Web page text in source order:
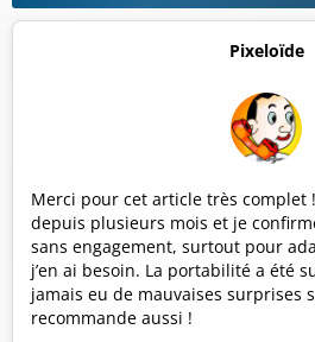
Pixeloïde
Merci pour cet article très complet !
depuis plusieurs mois et je
sans engagement, surtout pour
j’en ai besoin. La portabilité a été
jamais eu de mauvaises surprises
recommande aussi !